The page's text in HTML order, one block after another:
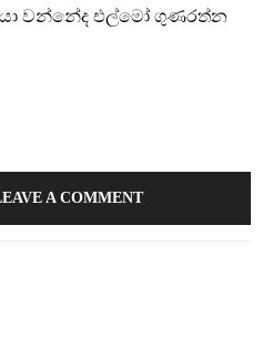
වන්නේද එල්මෝ ගුණරත්න
A COMMENT